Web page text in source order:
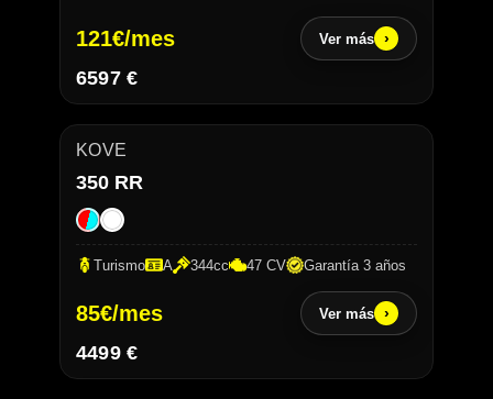
121€/mes Ver más ›
6597 €
KOVE
350 RR
Turismo A 344cc 47 CV Garantía 3 años
85€/mes Ver más ›
4499 €